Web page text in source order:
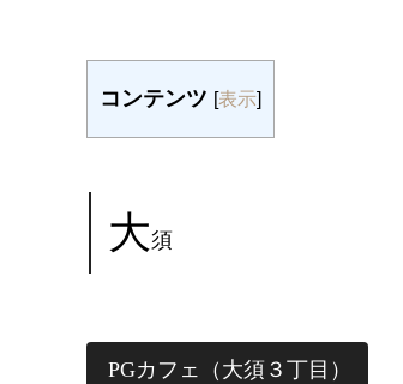
コンテンツ [表示]
大須
PGカフェ（大須３丁目）